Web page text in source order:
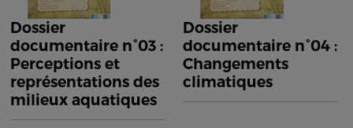
Dossier
documentaire n°03 :
Perceptions et
représentations des
milieux aquatiques
Dossier
documentaire n°04 :
Changements
climatiques